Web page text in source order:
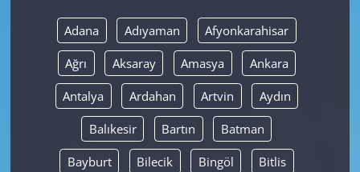
Adana Adıyaman Afyonkarahisar
Ağrı Aksaray Amasya Ankara
Antalya Ardahan Artvin Aydın
Balıkesir Bartın Batman
Bayburt Bilecik Bingöl Bitlis
Yerel